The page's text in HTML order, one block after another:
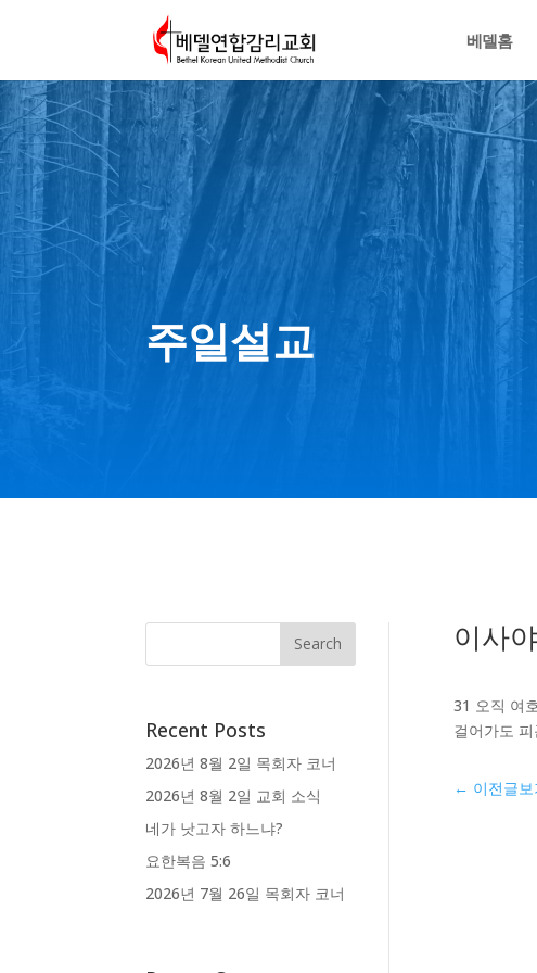
베델홈
주일설교
Recent Posts
2026년 8월 2일 목회자 코너
2026년 8월 2일 교회 소식
네가 낫고자 하느냐?
요한복음 5:6
2026년 7월 26일 목회자 코너
이사
31 오직 여
걸어가도
← 이전글보